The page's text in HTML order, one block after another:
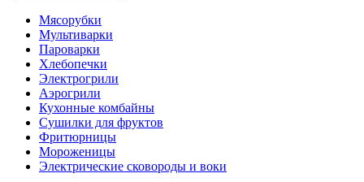
Мясорубки
Мультиварки
Пароварки
Хлебопечки
Электрогрили
Аэрогрили
Кухонные комбайны
Сушилки для фруктов
Фритюрницы
Мороженицы
Электрические сковороды и воки